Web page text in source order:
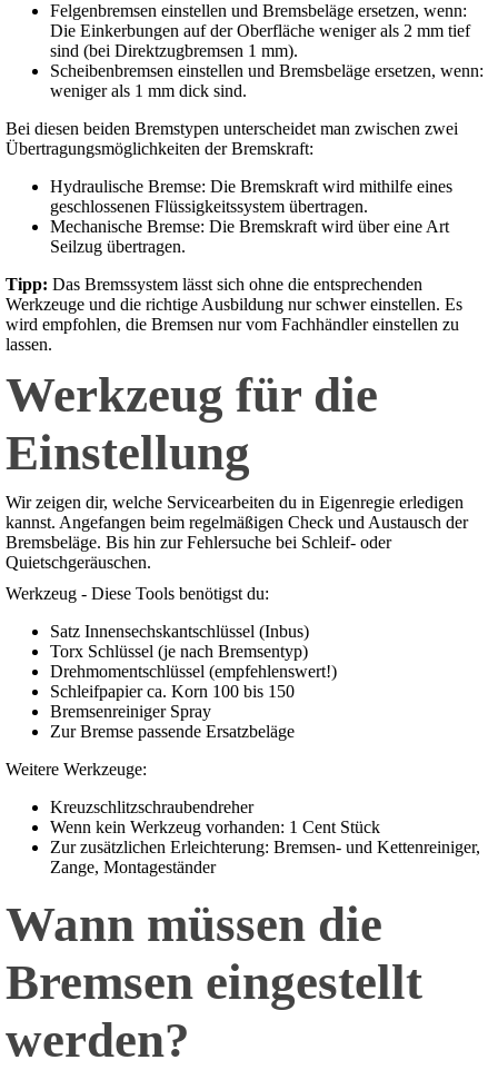
Felgenbremsen einstellen und Bremsbeläge ersetzen, wenn:
Die Einkerbungen auf der Oberfläche weniger als 2 mm tief
sind (bei Direktzugbremsen 1 mm).
Scheibenbremsen einstellen und Bremsbeläge ersetzen, wenn:
weniger als 1 mm dick sind.
Bei diesen beiden Bremstypen unterscheidet man zwischen zwei
Übertragungsmöglichkeiten der Bremskraft:
Hydraulische Bremse: Die Bremskraft wird mithilfe eines
geschlossenen Flüssigkeitssystem übertragen.
Mechanische Bremse: Die Bremskraft wird über eine Art
Seilzug übertragen.
Tipp: Das Bremssystem lässt sich ohne die entsprechenden
Werkzeuge und die richtige Ausbildung nur schwer einstellen. Es
wird empfohlen, die Bremsen nur vom Fachhändler einstellen zu
lassen.
Werkzeug für die
Einstellung
Wir zeigen dir, welche Servicearbeiten du in Eigenregie erledigen
kannst. Angefangen beim regelmäßigen Check und Austausch der
Bremsbeläge. Bis hin zur Fehlersuche bei Schleif- oder
Quietschgeräuschen.
Werkzeug - Diese Tools benötigst du:
Satz Innensechskantschlüssel (Inbus)
Torx Schlüssel (je nach Bremsentyp)
Drehmomentschlüssel (empfehlenswert!)
Schleifpapier ca. Korn 100 bis 150
Bremsenreiniger Spray
Zur Bremse passende Ersatzbeläge
Weitere Werkzeuge:
Kreuzschlitzschraubendreher
Wenn kein Werkzeug vorhanden: 1 Cent Stück
Zur zusätzlichen Erleichterung: Bremsen- und Kettenreiniger,
Zange, Montageständer
Wann müssen die
Bremsen eingestellt
werden?